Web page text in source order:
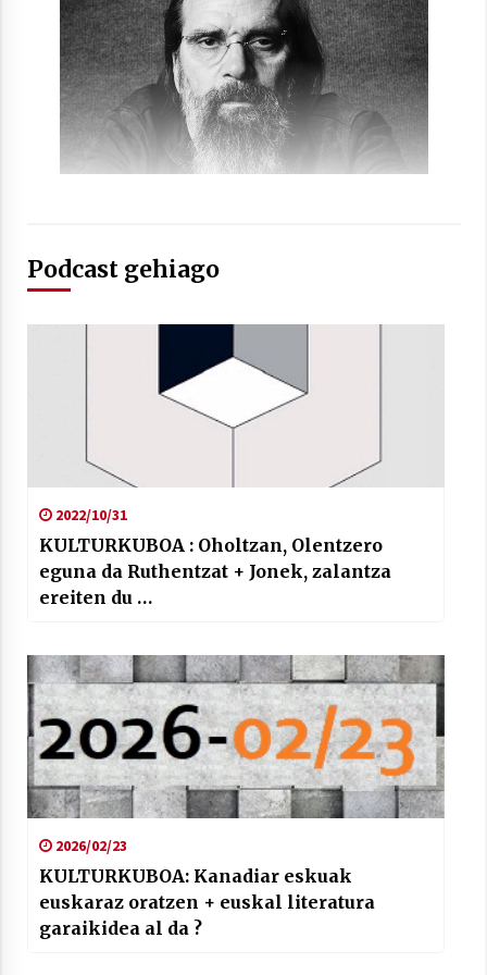
Arrosaren laburpen bideoa Hamaika
Podcast gehiago
2022/10/31
KULTURKUBOA : Oholtzan, Olentzero
eguna da Ruthentzat + Jonek, zalantza
ereiten du …
2026/02/23
KULTURKUBOA: Kanadiar eskuak
euskaraz oratzen + euskal literatura
garaikidea al da ?